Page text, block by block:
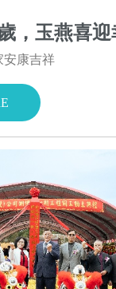
，玉燕喜迎
安康吉祥